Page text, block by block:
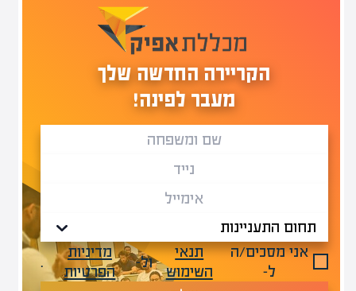
הקריירה החדשה שלך
מעבר לפינה!
אני מסכים/ה
ל-
תנאי
השימוש
ול-
מדיניות
הפרטיות
.